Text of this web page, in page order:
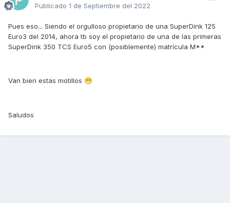
Publicado 1 de Septiembre del 2022
Pues eso... Siendo el orgulloso propietario de una SuperDink 125
Euro3 del 2014, ahora tb soy el propietario de una de las primeras
SuperDink 350 TCS Euro5 con (posiblemente) matrícula M**
Van bien estas motillos 😁
Saludos